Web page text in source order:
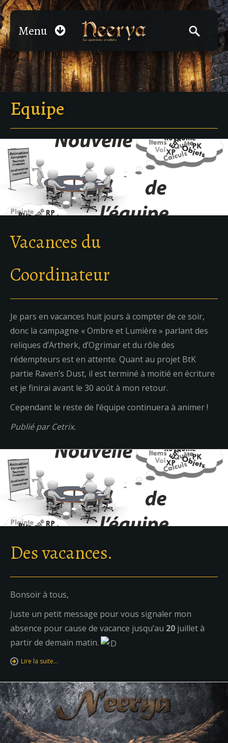
Menu
Equipe
Vacances du
Coordinateur
Je pars en vacances huit jours à compter de ce soir,
donc la campagne « Ombre et Lumière » parlant des
reliques d’Artherk, d’Ogrimar et du rôle des
rédempteurs est en attente. Quant au projet BtK
partie Raven’s Dust, il est terminé à moitié en écriture
et je finirai avant le 30 août à mon retour.
Cependant le reste de l’équipe continuera à animer !
Publié par Cetrix.
Des vacances.
Bonsoir à tous,
Juste un petit message pour vous signaler mon
absence pour cause de vacance jusqu’au 20 juillet à
partir de demain matin.
Lire la suite…